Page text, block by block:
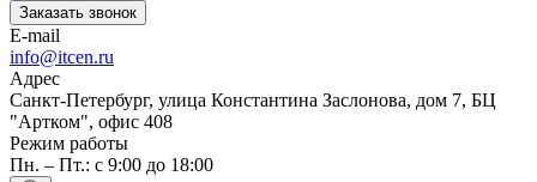
Заказать звонок
E-mail
info@itcen.ru
Адрес
Санкт-Петербург, улица Константина Заслонова, дом 7, БЦ
"Артком", офис 408
Режим работы
Пн. – Пт.: с 9:00 до 18:00